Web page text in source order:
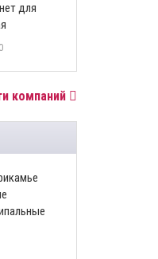
для
компаний